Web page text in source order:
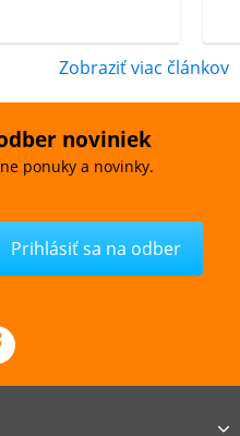
Zobraziť viac článkov
noviniek
ponuky a novinky.